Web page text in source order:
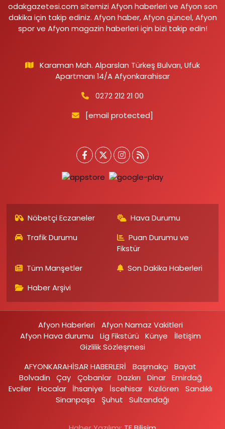
odakgazetesi.com sitemizi Afyon haberleri ve Afyon son
dakika için takip ediniz. Afyon haber, Afyon güncel, Afyon
spor ve Afyon magazin haberleri için bizi takip edin!
Karaman Mah. Alparslan Türkeş Bulvarı, Ufuk
Apartmanı 14/A Afyonkarahisar
0272 212 21 00
[email protected]
Nöbetçi Eczaneler
Hava Durumu
Trafik Durumu
Puan Durumu ve
Fikstür
Tüm Manşetler
Son Dakika Haberleri
Haber Arşivi
Afyon Haberleri
Afyon Namaz Vakitleri
Afyon Hava durumu
Lig Fikstürü Künye
İletişim
Gizlilik Sözleşmesi
AFYONKARAHİSAR HABERLERİ
Başmakçı
Bayat
Bolvadin
Çay Çobanlar Dazkırı Dinar Emirdağ‎
Evciler‎
Hocalar İhsaniye‎ İscehisar Kızılören‎
Sandıklı‎
Sinanpaşa
Şuhut Sultandağı